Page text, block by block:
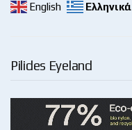
English Ελληνικά
Pilides Eyeland